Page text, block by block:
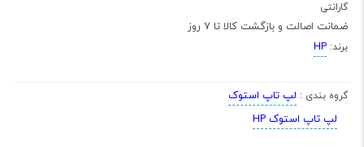
گارانتی
ضمانت اصالت و بازگشت کالا تا 7 روز
برند: HP
گروه بندی : لپ تاپ استوک
لپ تاپ استوک HP